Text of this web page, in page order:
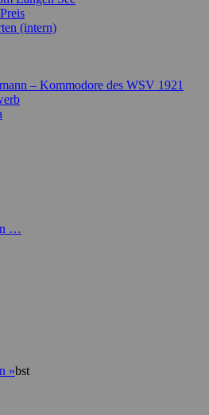
(intern)
– Kommodore des WSV 1921
…
»bst